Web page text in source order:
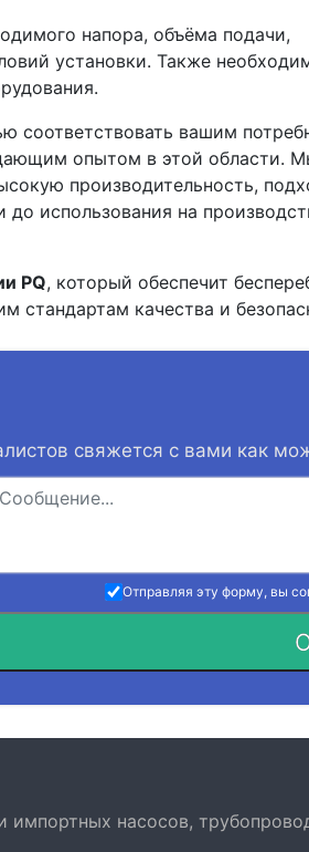
напора, объёма подачи,
установки. Также
соответствовать вашим
опытом в этой области.
производительность,
использования на
PQ, который обеспечит
стандартам качества и
свяжется с вами как
Отправляя эту форму, вы
импортных насосов,